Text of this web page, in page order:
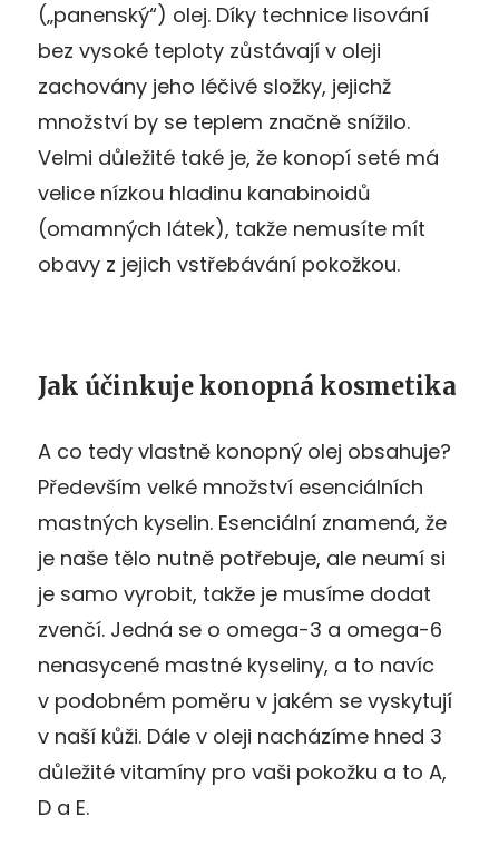
(„panenský“) olej. Díky technice lisování
bez vysoké teploty zůstávají v oleji
zachovány jeho léčivé složky, jejichž
množství by se teplem značně snížilo.
Velmi důležité také je, že konopí seté má
velice nízkou hladinu kanabinoidů
(omamných látek), takže nemusíte mít
obavy z jejich vstřebávání pokožkou.
Jak účinkuje konopná kosmetika
A co tedy vlastně konopný olej obsahuje?
Především velké množství esenciálních
mastných kyselin. Esenciální znamená, že
je naše tělo nutně potřebuje, ale neumí si
je samo vyrobit, takže je musíme dodat
zvenčí. Jedná se o omega-3 a omega-6
nenasycené mastné kyseliny, a to navíc
v podobném poměru v jakém se vyskytují
v naší kůži. Dále v oleji nacházíme hned 3
důležité vitamíny pro vaši pokožku a to A,
D a E.